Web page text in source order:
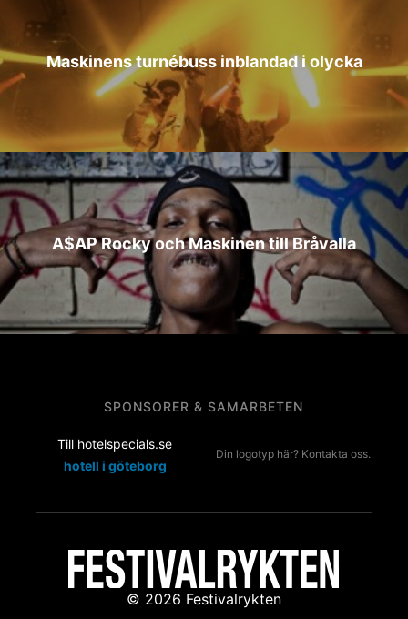
Maskinens turnébuss inblandad i olycka
A$AP Rocky och Maskinen till Bråvalla
SPONSORER & SAMARBETEN
Till hotelspecials.se
hotell i göteborg
Din logotyp här? Kontakta oss.
© 2026 Festivalrykten